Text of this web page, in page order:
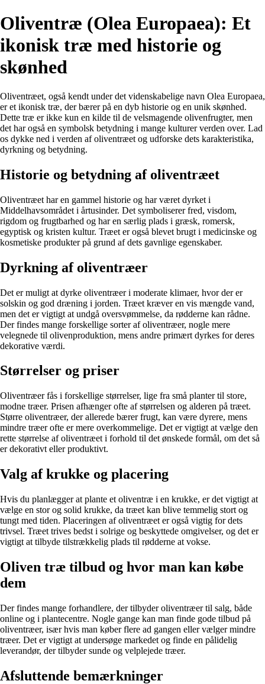
Oliventræ (Olea Europaea): Et
ikonisk træ med historie og
skønhed
Oliventræet, også kendt under det videnskabelige navn Olea Europaea,
er et ikonisk træ, der bærer på en dyb historie og en unik skønhed.
Dette træ er ikke kun en kilde til de velsmagende olivenfrugter, men
det har også en symbolsk betydning i mange kulturer verden over. Lad
os dykke ned i verden af oliventræet og udforske dets karakteristika,
dyrkning og betydning.
Historie og betydning af oliventræet
Oliventræet har en gammel historie og har været dyrket i
Middelhavsområdet i årtusinder. Det symboliserer fred, visdom,
rigdom og frugtbarhed og har en særlig plads i græsk, romersk,
egyptisk og kristen kultur. Træet er også blevet brugt i medicinske og
kosmetiske produkter på grund af dets gavnlige egenskaber.
Dyrkning af oliventræer
Det er muligt at dyrke oliventræer i moderate klimaer, hvor der er
solskin og god dræning i jorden. Træet kræver en vis mængde vand,
men det er vigtigt at undgå oversvømmelse, da rødderne kan rådne.
Der findes mange forskellige sorter af oliventræer, nogle mere
velegnede til olivenproduktion, mens andre primært dyrkes for deres
dekorative værdi.
Størrelser og priser
Oliventræer fås i forskellige størrelser, lige fra små planter til store,
modne træer. Prisen afhænger ofte af størrelsen og alderen på træet.
Større oliventræer, der allerede bærer frugt, kan være dyrere, mens
mindre træer ofte er mere overkommelige. Det er vigtigt at vælge den
rette størrelse af oliventræet i forhold til det ønskede formål, om det så
er dekorativt eller produktivt.
Valg af krukke og placering
Hvis du planlægger at plante et oliventræ i en krukke, er det vigtigt at
vælge en stor og solid krukke, da træet kan blive temmelig stort og
tungt med tiden. Placeringen af oliventræet er også vigtig for dets
trivsel. Træet trives bedst i solrige og beskyttede omgivelser, og det er
vigtigt at tilbyde tilstrækkelig plads til rødderne at vokse.
Oliven træ tilbud og hvor man kan købe
dem
Der findes mange forhandlere, der tilbyder oliventræer til salg, både
online og i plantecentre. Nogle gange kan man finde gode tilbud på
oliventræer, især hvis man køber flere ad gangen eller vælger mindre
træer. Det er vigtigt at undersøge markedet og finde en pålidelig
leverandør, der tilbyder sunde og velplejede træer.
Afsluttende bemærkninger